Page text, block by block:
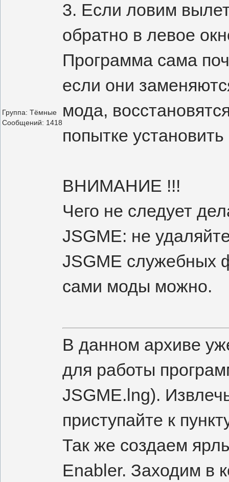
Группа: Тёмные
Сообщений: 1418
3. Если ловим
обратно в левое
Программа сама
если они
мода,
попытке
ВНИМАНИЕ !!!
Чего не следует
JSGME: не
JSGME служебных
сами моды можно.
В данном архиве
для работы
JSGME.lng).
приступайте к
Так же создаем
Enabler. Заходим в